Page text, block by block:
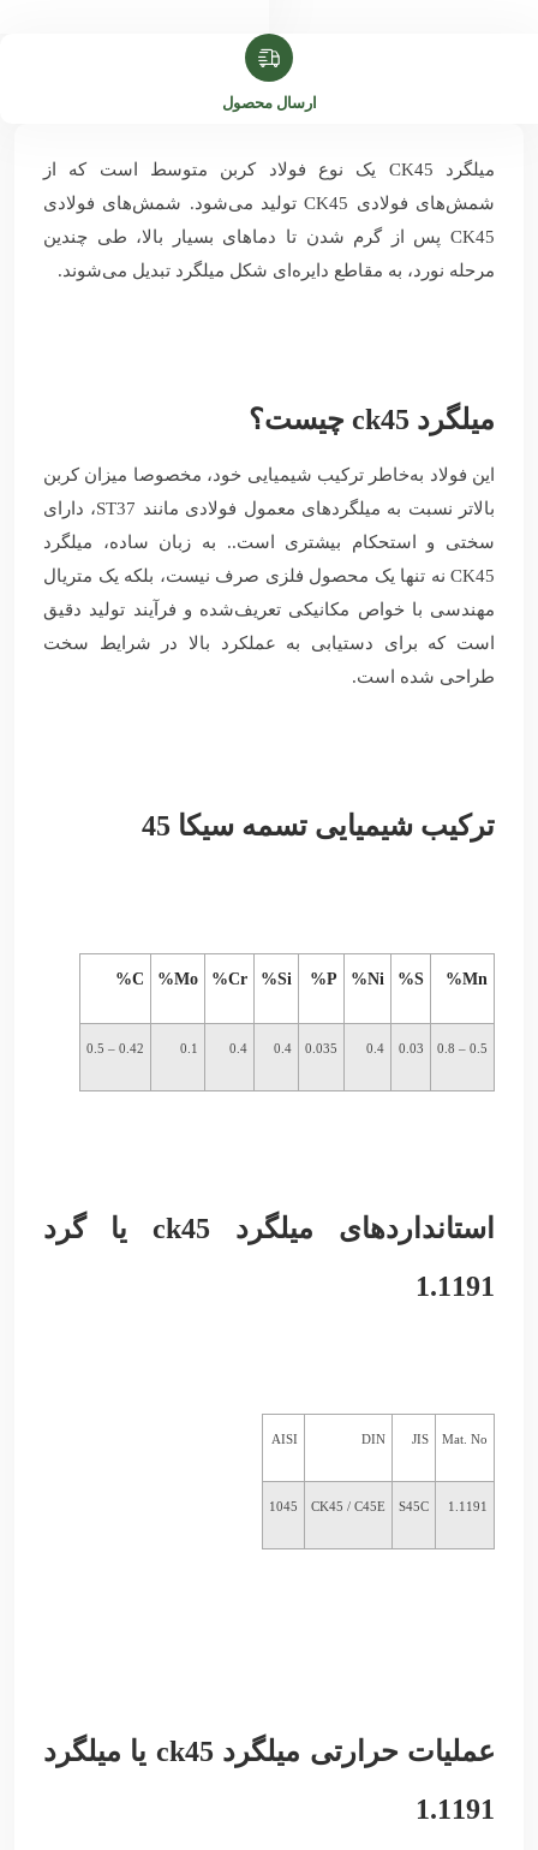
ارسال محصول
میلگرد CK45 یک نوع فولاد کربن متوسط است که از
شمش‌های فولادی CK45 تولید می‌شود. شمش‌های فولادی
CK45 پس از گرم شدن تا دماهای بسیار بالا، طی چندین
مرحله نورد، به مقاطع دایره‌ای شکل میلگرد تبدیل می‌شوند.
میلگرد ck45 چیست؟
این فولاد به‌خاطر ترکیب شیمیایی خود، مخصوصا میزان کربن
بالاتر نسبت به میلگردهای معمول فولادی مانند ST37، دارای
سختی و استحکام بیشتری است.. به زبان ساده، میلگرد
CK45 نه تنها یک محصول فلزی صرف نیست، بلکه یک متریال
مهندسی با خواص مکانیکی تعریف‌شده و فرآیند تولید دقیق
است که برای دستیابی به عملکرد بالا در شرایط سخت
طراحی شده است.
ترکیب شیمیایی تسمه سیکا 45
Mn%
S%
Ni%
P%
Si%
Cr%
Mo%
C%
0.5 – 0.8
0.03
0.4
0.035
0.4
0.4
0.1
0.42 – 0.5
استانداردهای میلگرد ck45 یا گرد
1.1191
Mat. No
JIS
DIN
AISI
1.1191
S45C
CK45 / C45E
1045
عملیات حرارتی میلگرد ck45 یا میلگرد
1.1191